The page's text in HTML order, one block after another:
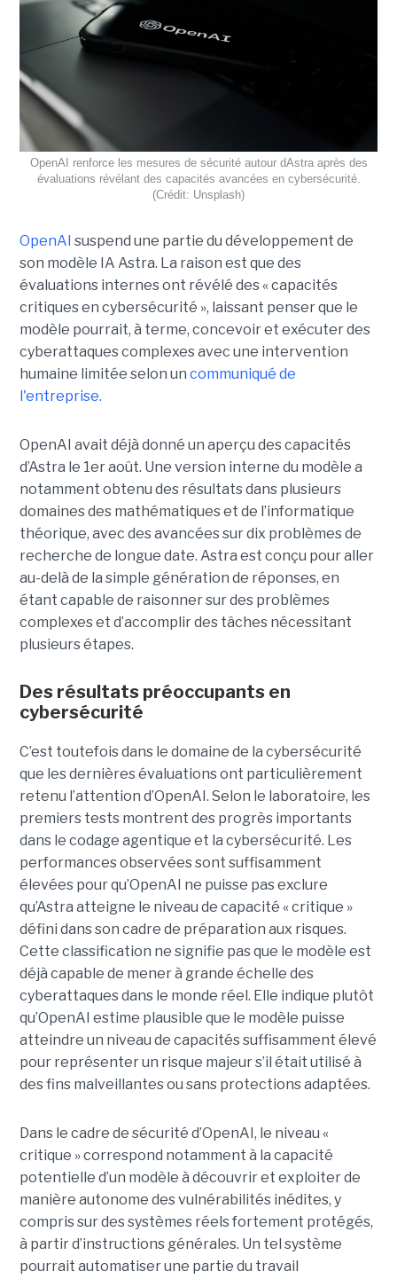
OpenAI renforce les mesures de sécurité autour dAstra après des
évaluations révélant des capacités avancées en cybersécurité.
(Crédit: Unsplash)
OpenAI suspend une partie du développement de
son modèle IA Astra. La raison est que des
évaluations internes ont révélé des « capacités
critiques en cybersécurité », laissant penser que le
modèle pourrait, à terme, concevoir et exécuter des
cyberattaques complexes avec une intervention
humaine limitée selon un communiqué de
l'entreprise.
OpenAI avait déjà donné un aperçu des capacités
d’Astra le 1er août. Une version interne du modèle a
notamment obtenu des résultats dans plusieurs
domaines des mathématiques et de l’informatique
théorique, avec des avancées sur dix problèmes de
recherche de longue date. Astra est conçu pour aller
au-delà de la simple génération de réponses, en
étant capable de raisonner sur des problèmes
complexes et d’accomplir des tâches nécessitant
plusieurs étapes.
Des résultats préoccupants en
cybersécurité
C’est toutefois dans le domaine de la cybersécurité
que les dernières évaluations ont particulièrement
retenu l’attention d’OpenAI. Selon le laboratoire, les
premiers tests montrent des progrès importants
dans le codage agentique et la cybersécurité. Les
performances observées sont suffisamment
élevées pour qu’OpenAI ne puisse pas exclure
qu’Astra atteigne le niveau de capacité « critique »
défini dans son cadre de préparation aux risques.
Cette classification ne signifie pas que le modèle est
déjà capable de mener à grande échelle des
cyberattaques dans le monde réel. Elle indique plutôt
qu’OpenAI estime plausible que le modèle puisse
atteindre un niveau de capacités suffisamment élevé
pour représenter un risque majeur s’il était utilisé à
des fins malveillantes ou sans protections adaptées.
Dans le cadre de sécurité d’OpenAI, le niveau «
critique » correspond notamment à la capacité
potentielle d’un modèle à découvrir et exploiter de
manière autonome des vulnérabilités inédites, y
compris sur des systèmes réels fortement protégés,
à partir d’instructions générales. Un tel système
pourrait automatiser une partie du travail